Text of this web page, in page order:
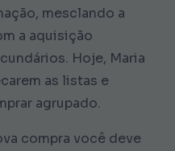
mesclando a
a aquisição
Hoje, Maria
as listas e
agrupado.
compra você deve